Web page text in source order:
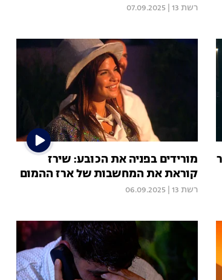
רשת 13 07.09.2025
מורידים בפניה את הכובע: שירז
קוראת את המחשבות של ארז ההמום
רשת 13 06.09.2025